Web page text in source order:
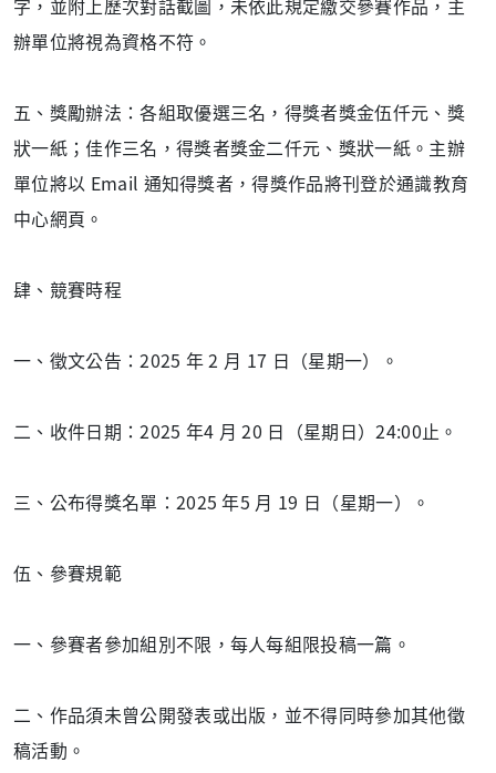
字，並附上歷次對話截圖，未依此規定繳交參賽作品，主
辦單位將視為資格不符。
五、獎勵辦法：各組取優選三名，得獎者獎金伍仟元、獎
狀一紙；佳作三名，得獎者獎金二仟元、獎狀一紙。主辦
單位將以 Email 通知得獎者，得獎作品將刊登於通識教育
中心網頁。
肆、競賽時程
一、徵文公告：2025 年 2 月 17 日（星期一）。
二、收件日期：2025 年4 月 20 日（星期日）24:00止。
三、公布得獎名單：2025 年5 月 19 日（星期一）。
伍、參賽規範
一、參賽者參加組別不限，每人每組限投稿一篇。
二、作品須未曾公開發表或出版，並不得同時參加其他徵
稿活動。